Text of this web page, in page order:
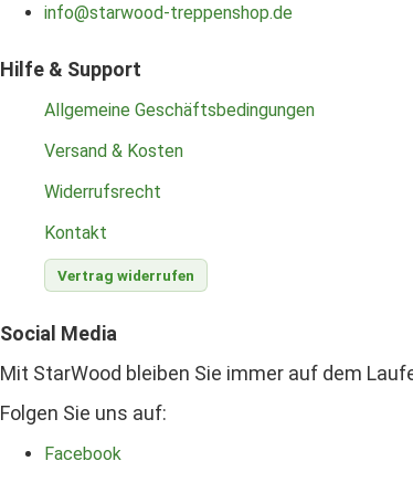
info@starwood-treppenshop.de
Hilfe & Support
Allgemeine Geschäftsbedingungen
Versand & Kosten
Widerrufsrecht
Kontakt
Vertrag widerrufen
Social Media
Mit StarWood bleiben Sie immer auf dem
Folgen Sie uns auf:
Facebook